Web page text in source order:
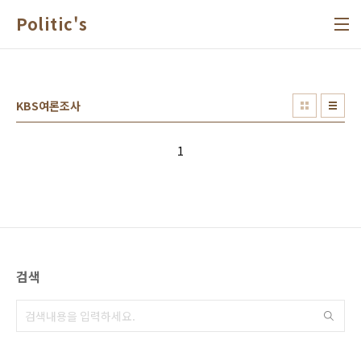
Politic's
KBS여론조사
1
검색